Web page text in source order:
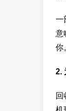
一
意
你
2.
回